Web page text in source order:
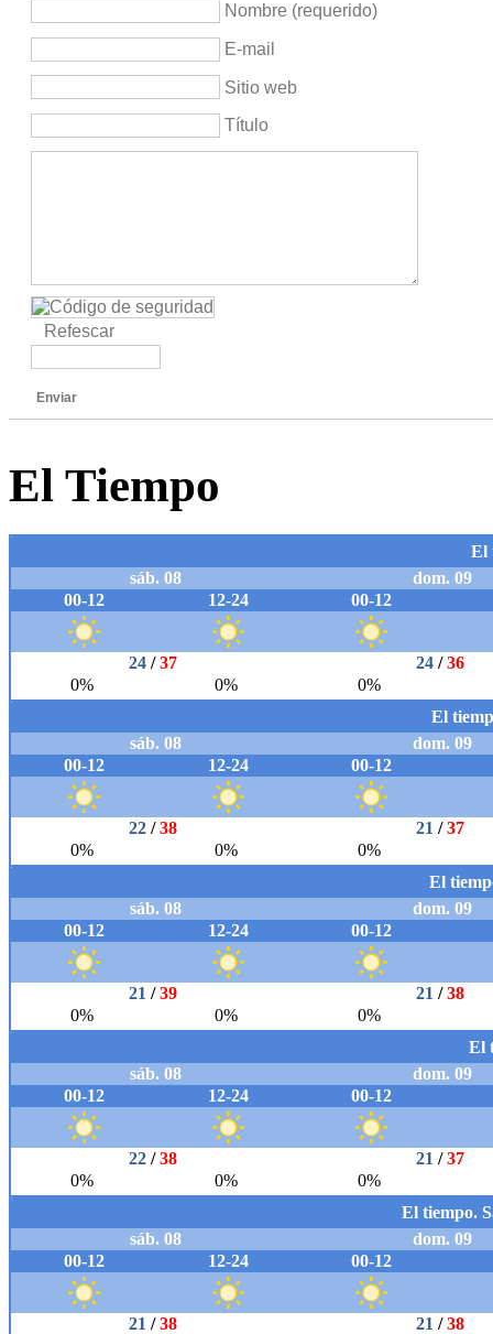
Nombre (requerido)
E-mail
Sitio web
Título
Refescar
Enviar
El Tiempo